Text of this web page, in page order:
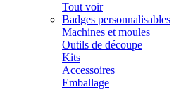
Tout voir
Badges personnalisables
Machines et moules
Outils de découpe
Kits
Accessoires
Emballage